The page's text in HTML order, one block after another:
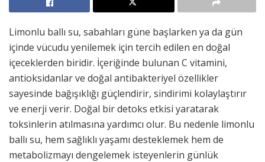
Limonlu ballı su, sabahları güne başlarken ya da gün
içinde vücudu yenilemek için tercih edilen en doğal
içeceklerden biridir. İçeriğinde bulunan C vitamini,
antioksidanlar ve doğal antibakteriyel özellikler
sayesinde bağışıklığı güçlendirir, sindirimi kolaylaştırır
ve enerji verir. Doğal bir detoks etkisi yaratarak
toksinlerin atılmasına yardımcı olur. Bu nedenle limonlu
ballı su, hem sağlıklı yaşamı desteklemek hem de
metabolizmayı dengelemek isteyenlerin günlük